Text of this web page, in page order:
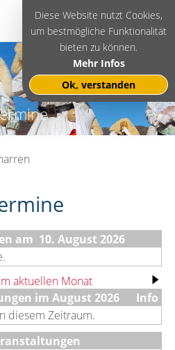
am 10. August 2026
aktuellen Monat
im August 2026
Info
diesem Zeitraum.
Diese Website nutzt Cookies,
um bestmögliche Funktionalität
bieten zu können.
Mehr Infos
Ok, verstanden